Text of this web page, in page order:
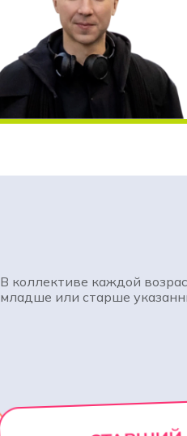
В коллективе каждой
младше или старше